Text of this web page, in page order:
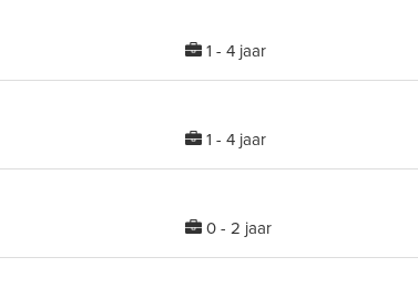
1 - 4 jaar
1 - 4 jaar
0 - 2 jaar